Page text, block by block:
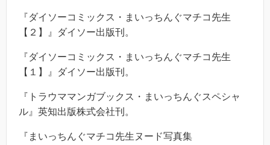
『ダイソーコミックス・まいっちんぐマチコ先生
【２】』ダイソー出版刊。
『ダイソーコミックス・まいっちんぐマチコ先生
【１】』ダイソー出版刊。
『トラウママンガブックス・まいっちんぐスペシャ
ル』英知出版株式会社刊。
『まいっちんぐマチコ先生ヌード写真集